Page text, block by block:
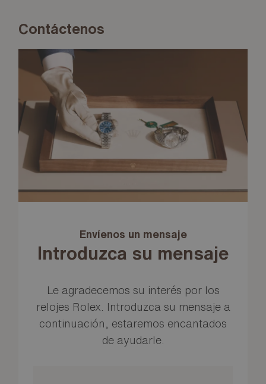
Contáctenos
Envíenos un mensaje
Introduzca su mensaje
Le agradecemos su interés por los
relojes Rolex. Introduzca su mensaje a
continuación, estaremos encantados
de ayudarle.